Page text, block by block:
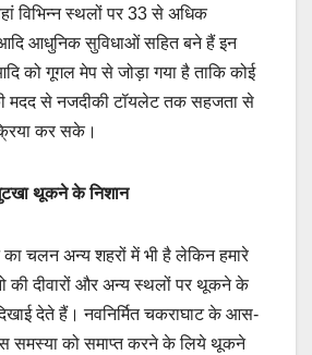
विभिन्न स्थलों पर 33 से अधिक
आधुनिक सुविधाओं सहित बने हैं इन
को गूगल मेप से जोड़ा गया है ताकि कोई
मदद से नजदीकी टॉयलेट तक सहजता से
कर सके।
थूकने के निशान
चलन अन्य शहरों में भी है लेकिन हमारे
की दीवारों और अन्य स्थलों पर थूकने के
देते हैं। नवनिर्मित चकराघाट के आस-
समस्या को समाप्त करने के लिये थूकने